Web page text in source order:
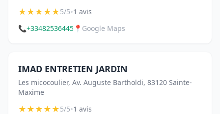
★★★★★5/5•1 avis
📞+33482536445 📍 Google Maps
IMAD ENTRETIEN JARDIN
Les micocoulier, Av. Auguste Bartholdi, 83120 Sainte-
Maxime
★★★★★5/5•1 avis